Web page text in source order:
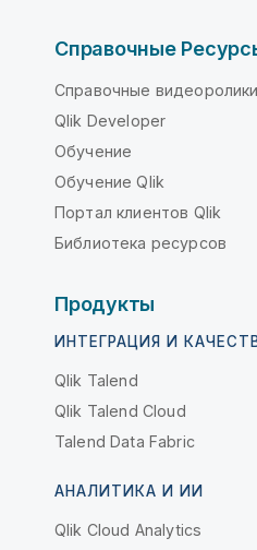
Справочные
Справочные
Qlik Developer
Обучение
Обучение Qlik
Портал клиентов Qlik
Библиотека ресурсов
Продукты
ИНТЕГРАЦИЯ И
Qlik Talend
Qlik Talend Cloud
Talend Data Fabric
АНАЛИТИКА И ИИ
Qlik Cloud Analytics